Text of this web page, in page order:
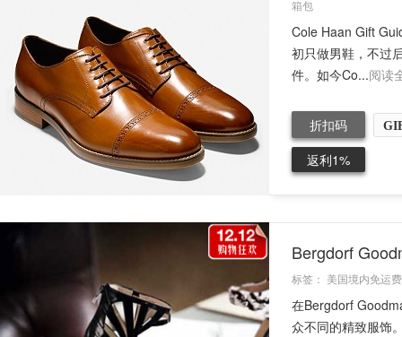
箱包
Cole Haan Gift
初只做男鞋，不过
件。如今Co...阅读
折扣码
返利1%
Bergdorf
标签： 美国境内免运费
在Bergdorf
众不同的精致服饰